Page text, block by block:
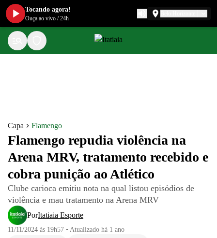
Capa Flamengo
Flamengo repudia violência na
Arena MRV, tratamento recebido e
cobra punição ao Atlético
Clube carioca emitiu nota na qual listou episódios de
violência e mau tratamento na Arena MRV
PorItatiaia Esporte
11/11/2024 às 19h57 • Atualizado há 1 ano
Tocando agora!
Ouça ao vivo /24h